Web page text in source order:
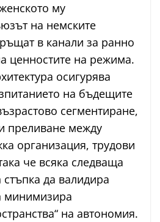
му
на немските
в канали за ранно
ценностите на режима.
осигурява
на бъдещите
сегментиране,
преливане между
организация, трудови
че всяка следваща
да валидира
минимизира
на автономия.